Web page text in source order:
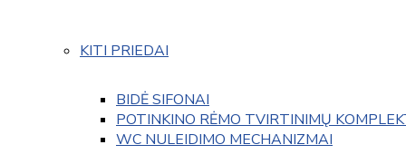
KITI PRIEDAI
BIDĖ SIFONAI
POTINKINO RĖMO TVIRTINIMŲ
WC NULEIDIMO MECHANIZMAI